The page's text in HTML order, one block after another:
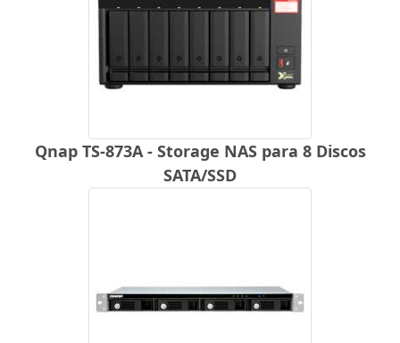
Qnap TS-873A - Storage NAS para 8 Discos
SATA/SSD